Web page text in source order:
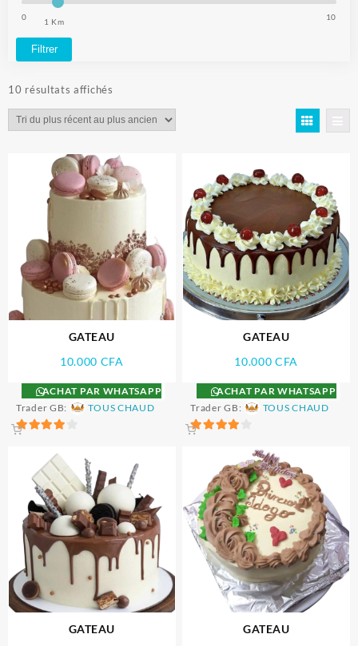
0 1 Km 10
Filtrer
10 résultats affichés
du
plus
au
plus
ancien
GATEAU
10.000 CFA
ACHAT PAR WHATSAPP
Trader GB:
TOUS CHAUD
sur 5
GATEAU
10.000CFA
ACHAT PAR WHATSAPP
Trader GB:
TOUS CHAUD
GATEAU
GATEAU